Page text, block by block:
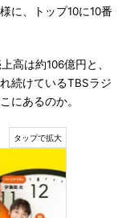
に、トップ10に10番
高は約106億円と、
続けているTBSラジ
にあるのか。